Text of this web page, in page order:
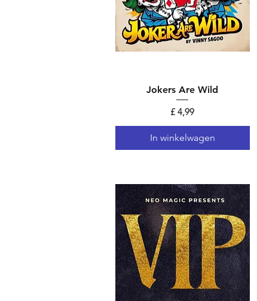
Snel overzicht
Jokers Are Wild
Prijs
£ 4,99
In winkelwagen